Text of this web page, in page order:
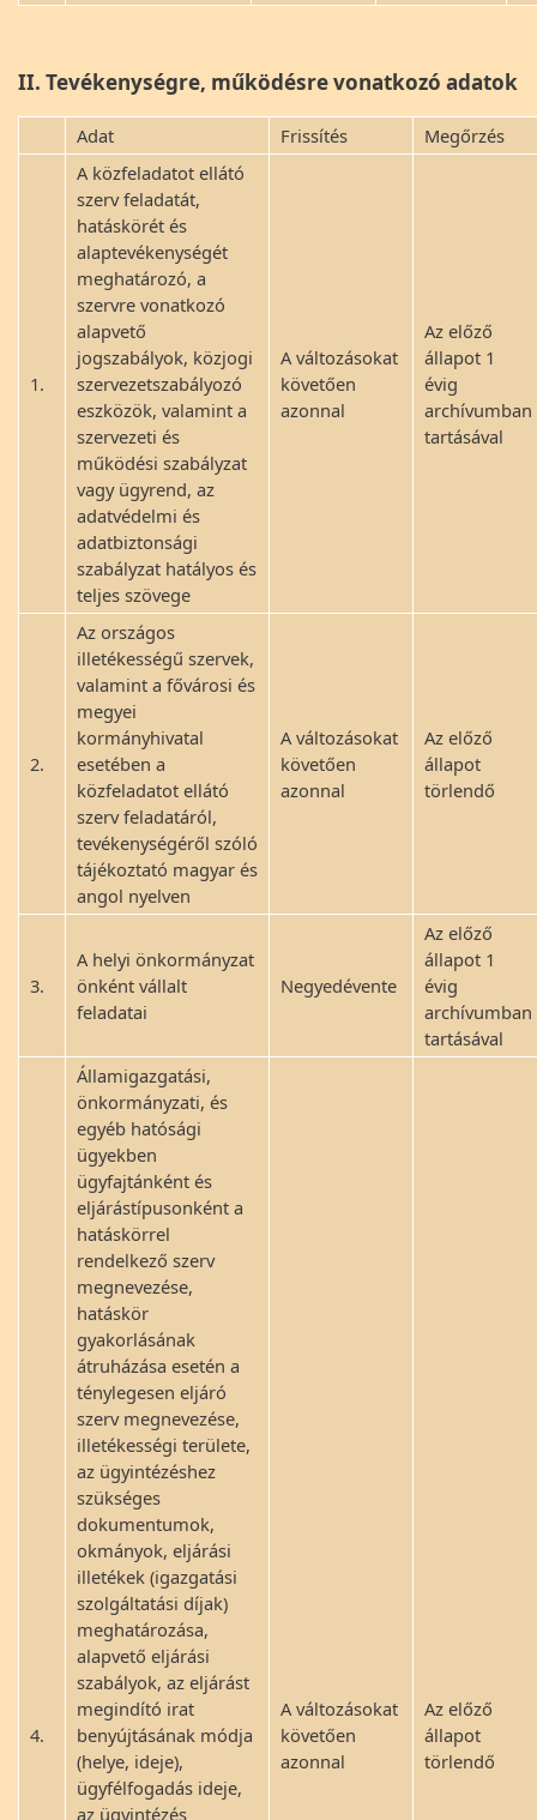
II. Tevékenységre, működésre vonatkozó adatok
Adat Frissítés Megőrzés
1.
A közfeladatot ellátó
szerv feladatát,
hatáskörét és
alaptevékenységét
meghatározó, a
szervre vonatkozó
alapvető
jogszabályok, közjogi
szervezetszabályozó
eszközök, valamint a
szervezeti és
működési szabályzat
vagy ügyrend, az
adatvédelmi és
adatbiztonsági
szabályzat hatályos és
teljes szövege
A változásokat
követően
azonnal
Az előző
állapot 1
évig
archívumban
tartásával
2.
Az országos
illetékességű szervek,
valamint a fővárosi és
megyei
kormányhivatal
esetében a
közfeladatot ellátó
szerv feladatáról,
tevékenységéről szóló
tájékoztató magyar és
angol nyelven
A változásokat
követően
azonnal
Az előző
állapot
törlendő
3.
A helyi önkormányzat
önként vállalt
feladatai
Negyedévente
Az előző
állapot 1
évig
archívumban
tartásával
4.
Államigazgatási,
önkormányzati, és
egyéb hatósági
ügyekben
ügyfajtánként és
eljárástípusonként a
hatáskörrel
rendelkező szerv
megnevezése,
hatáskör
gyakorlásának
átruházása esetén a
ténylegesen eljáró
szerv megnevezése,
illetékességi területe,
az ügyintézéshez
szükséges
dokumentumok,
okmányok, eljárási
illetékek (igazgatási
szolgáltatási díjak)
meghatározása,
alapvető eljárási
szabályok, az eljárást
megindító irat
benyújtásának módja
(helye, ideje),
ügyfélfogadás ideje,
az ügyintézés
A változásokat
követően
azonnal
Az előző
állapot
törlendő